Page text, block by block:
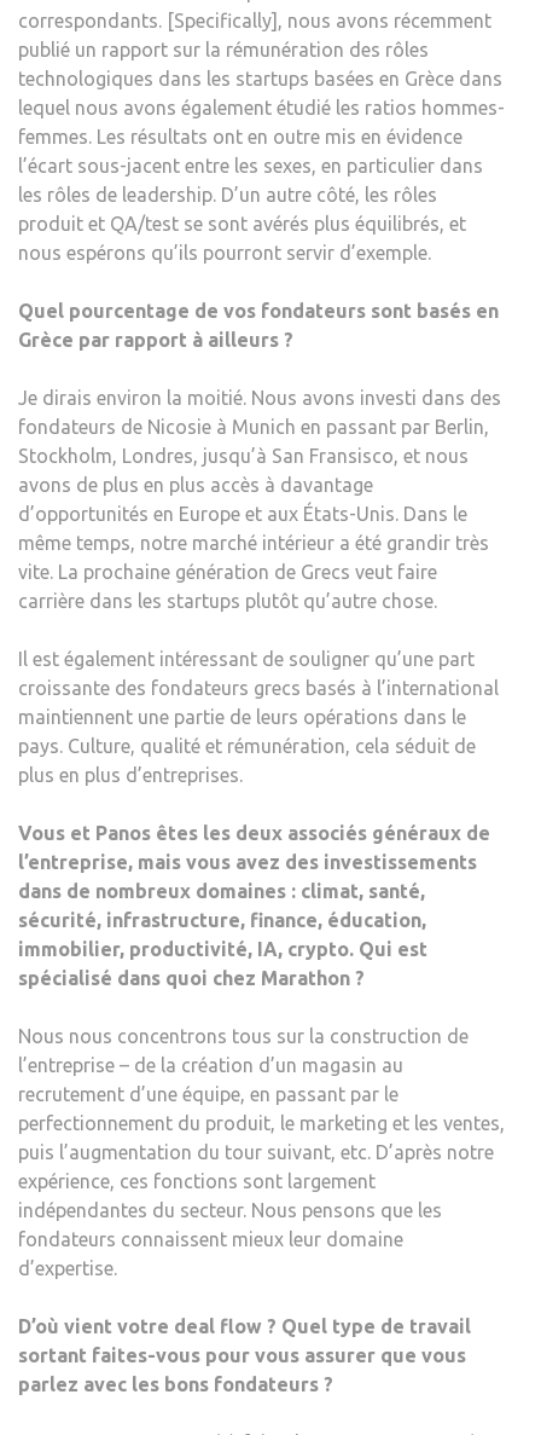
correspondants. [Specifically], nous avons récemment
publié un rapport sur la rémunération des rôles
technologiques dans les startups basées en Grèce dans
lequel nous avons également étudié les ratios hommes-
femmes. Les résultats ont en outre mis en évidence
l’écart sous-jacent entre les sexes, en particulier dans
les rôles de leadership. D’un autre côté, les rôles
produit et QA/test se sont avérés plus équilibrés, et
nous espérons qu’ils pourront servir d’exemple.
Quel pourcentage de vos fondateurs sont basés en
Grèce par rapport à ailleurs ?
Je dirais environ la moitié. Nous avons investi dans des
fondateurs de Nicosie à Munich en passant par Berlin,
Stockholm, Londres, jusqu’à San Fransisco, et nous
avons de plus en plus accès à davantage
d’opportunités en Europe et aux États-Unis. Dans le
même temps, notre marché intérieur a été grandir très
vite. La prochaine génération de Grecs veut faire
carrière dans les startups plutôt qu’autre chose.
Il est également intéressant de souligner qu’une part
croissante des fondateurs grecs basés à l’international
maintiennent une partie de leurs opérations dans le
pays. Culture, qualité et rémunération, cela séduit de
plus en plus d’entreprises.
Vous et Panos êtes les deux associés généraux de
l’entreprise, mais vous avez des investissements
dans de nombreux domaines : climat, santé,
sécurité, infrastructure, finance, éducation,
immobilier, productivité, IA, crypto. Qui est
spécialisé dans quoi chez Marathon ?
Nous nous concentrons tous sur la construction de
l’entreprise – de la création d’un magasin au
recrutement d’une équipe, en passant par le
perfectionnement du produit, le marketing et les ventes,
puis l’augmentation du tour suivant, etc. D’après notre
expérience, ces fonctions sont largement
indépendantes du secteur. Nous pensons que les
fondateurs connaissent mieux leur domaine
d’expertise.
D’où vient votre deal flow ? Quel type de travail
sortant faites-vous pour vous assurer que vous
parlez avec les bons fondateurs ?